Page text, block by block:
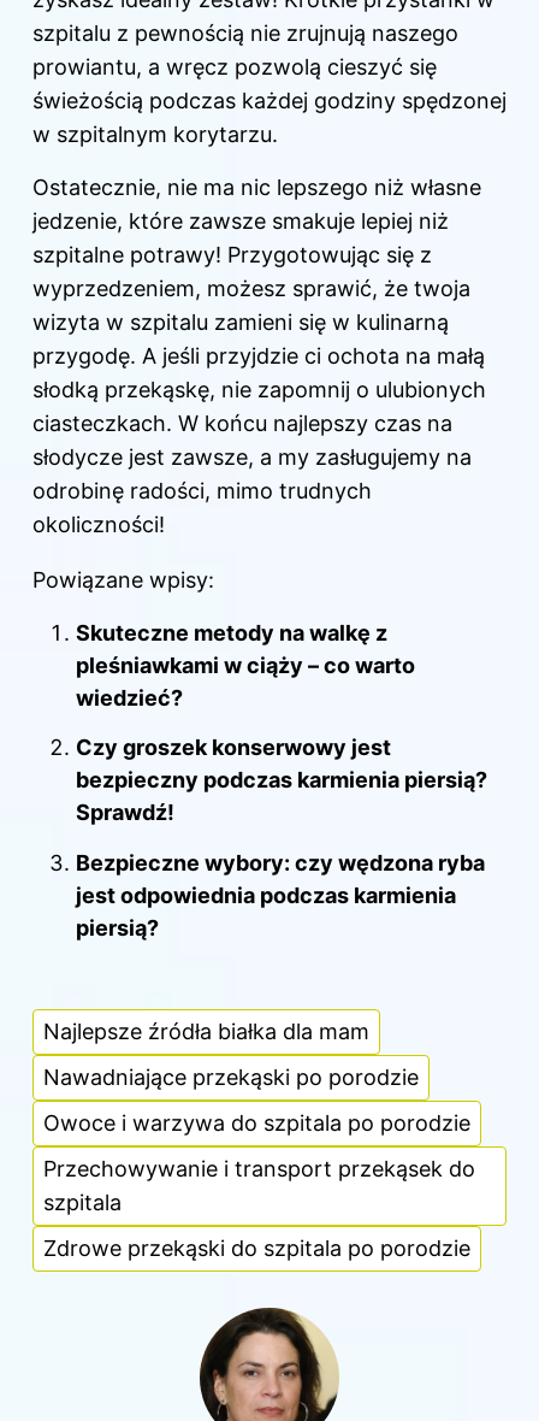
szpitalu z pewnością nie zrujnują naszego
prowiantu, a wręcz pozwolą cieszyć się
świeżością podczas każdej godziny spędzonej
w szpitalnym korytarzu.
Ostatecznie, nie ma nic lepszego niż własne
jedzenie, które zawsze smakuje lepiej niż
szpitalne potrawy! Przygotowując się z
wyprzedzeniem, możesz sprawić, że twoja
wizyta w szpitalu zamieni się w kulinarną
przygodę. A jeśli przyjdzie ci ochota na małą
słodką przekąskę, nie zapomnij o ulubionych
ciasteczkach. W końcu najlepszy czas na
słodycze jest zawsze, a my zasługujemy na
odrobinę radości, mimo trudnych
okoliczności!
Powiązane wpisy:
Skuteczne metody na walkę z
pleśniawkami w ciąży – co warto
wiedzieć?
Czy groszek konserwowy jest
bezpieczny podczas karmienia piersią?
Sprawdź!
Bezpieczne wybory: czy wędzona ryba
jest odpowiednia podczas karmienia
piersią?
Najlepsze źródła białka dla mam
Nawadniające przekąski po porodzie
Owoce i warzywa do szpitala po porodzie
Przechowywanie i transport przekąsek do
szpitala
Zdrowe przekąski do szpitala po porodzie